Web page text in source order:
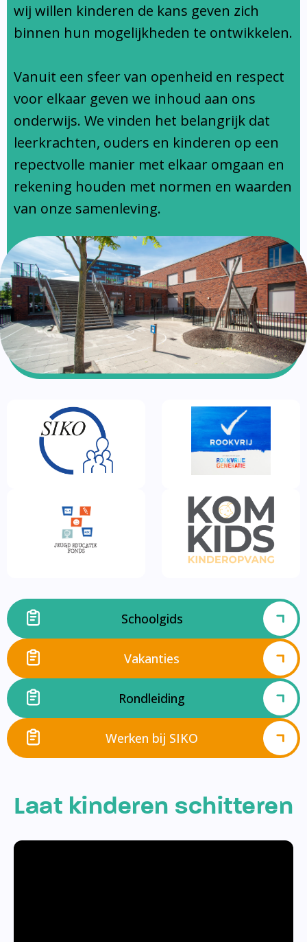
Ondersteuningsprofiel
wij willen kinderen de kans geven zich
binnen hun mogelijkheden te ontwikkelen.
Vanuit een sfeer van openheid en respect
voor elkaar geven we inhoud aan ons
onderwijs. We vinden het belangrijk dat
leerkrachten, ouders en kinderen op een
repectvolle manier met elkaar omgaan en
rekening houden met normen en waarden
van onze samenleving.
Schoolgids
Vakanties
Rondleiding
Werken bij SIKO
Laat kinderen schitteren